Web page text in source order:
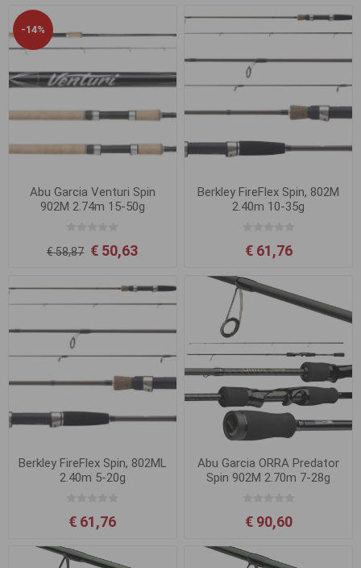
-14%
Abu Garcia Venturi Spin
902M 2.74m 15-50g
€ 58,87 € 50,63
Berkley FireFlex Spin, 802M
2.40m 10-35g
€ 61,76
Berkley FireFlex Spin, 802ML
2.40m 5-20g
€ 61,76
Abu Garcia ORRA Predator
Spin 902M 2.70m 7-28g
€ 90,60